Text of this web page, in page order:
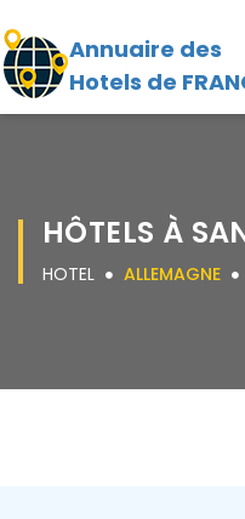
Annuaire des
Hotels de
HÔTELS À
HOTEL ALLEMAGNE